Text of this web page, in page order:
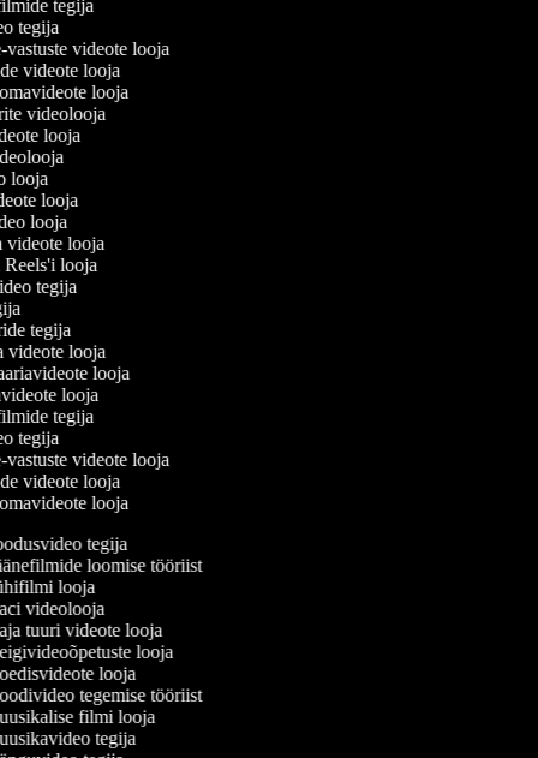
tegija
tegija
vastuste videote looja
videote looja
looja
videolooja
looja
looja
looja
looja
videote looja
Reels'i looja
tegija
tegija
videote looja
looja
looja
tegija
tegija
vastuste videote looja
videote looja
looja
tegija
loomise tööriist
looja
videolooja
tuuri videote looja
looja
looja
tegemise tööriist
filmi looja
tegija